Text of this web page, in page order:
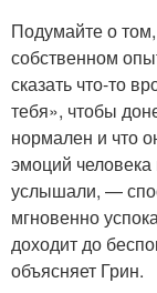
Подумайте о
собственном
сказать что-то
тебя», чтобы
нормален и что
эмоций
услышали, —
мгновенно
доходит до
объясняет Грин.